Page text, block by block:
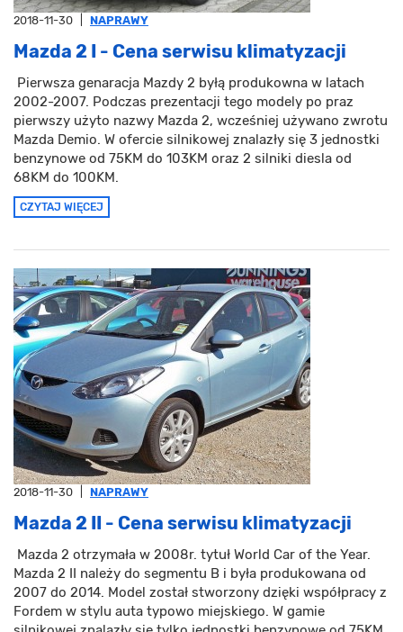
2018-11-30 NAPRAWY
Mazda 2 I - Cena serwisu klimatyzacji
Pierwsza genaracja Mazdy 2 byłą produkowna w latach
2002-2007. Podczas prezentacji tego modely po praz
pierwszy użyto nazwy Mazda 2, wcześniej używano zwrotu
Mazda Demio. W ofercie silnikowej znalazły się 3 jednostki
benzynowe od 75KM do 103KM oraz 2 silniki diesla od
68KM do 100KM.
CZYTAJ WIĘCEJ
2018-11-30 NAPRAWY
Mazda 2 II - Cena serwisu klimatyzacji
Mazda 2 otrzymała w 2008r. tytuł World Car of the Year.
Mazda 2 II należy do segmentu B i była produkowana od
2007 do 2014. Model został stworzony dzięki współpracy z
Fordem w stylu auta typowo miejskiego. W gamie